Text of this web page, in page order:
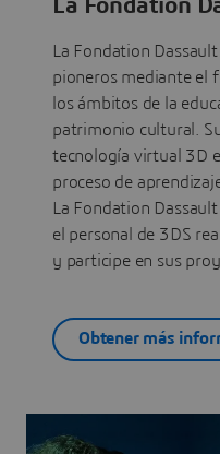
La Fondation
La Fondation
pioneros mediante el
los ámbitos de la
patrimonio cultural.
tecnología virtual 3D
proceso de
La Fondation
el personal de 3DS
y participe en sus
Obtener más